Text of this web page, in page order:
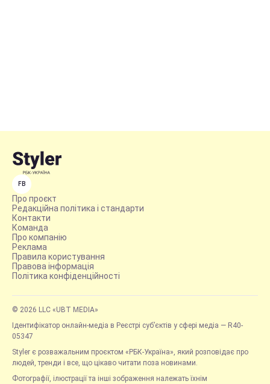
FB
Про проєкт
Редакційна політика і стандарти
Контакти
Команда
Про компанію
Реклама
Правила користування
Правова інформація
Політика конфіденційності
© 2026 LLC «UBT MEDIA»
Ідентифікатор онлайн-медіа в Реєстрі суб’єктів у сфері медіа — R40-
05347
Styler є розважальним проєктом «РБК-Україна», який розповідає про
людей, тренди і все, що цікаво читати поза новинами.
Фотографії, ілюстрації та інші зображення належать їхнім